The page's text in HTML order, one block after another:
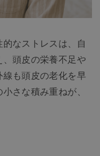
なストレスは、自
頭皮の栄養不足や
も頭皮の老化を早
さな積み重ねが、